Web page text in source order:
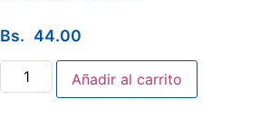
Bs. 44.00
Choconutra
Bolsa
1K
Añadir al carrito